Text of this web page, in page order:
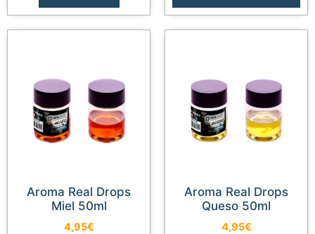
Aroma Real Drops
Miel 50ml
4,95€
Aroma Real Drops
Queso 50ml
4,95€